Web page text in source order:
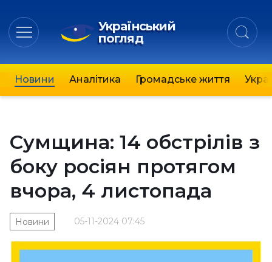
Український
погляд
Новини Аналітика Громадське життя
Сумщина: 14 обстрілів з
боку росіян протягом
вчора, 4 листопада
05-11-2024 07:45
Новини